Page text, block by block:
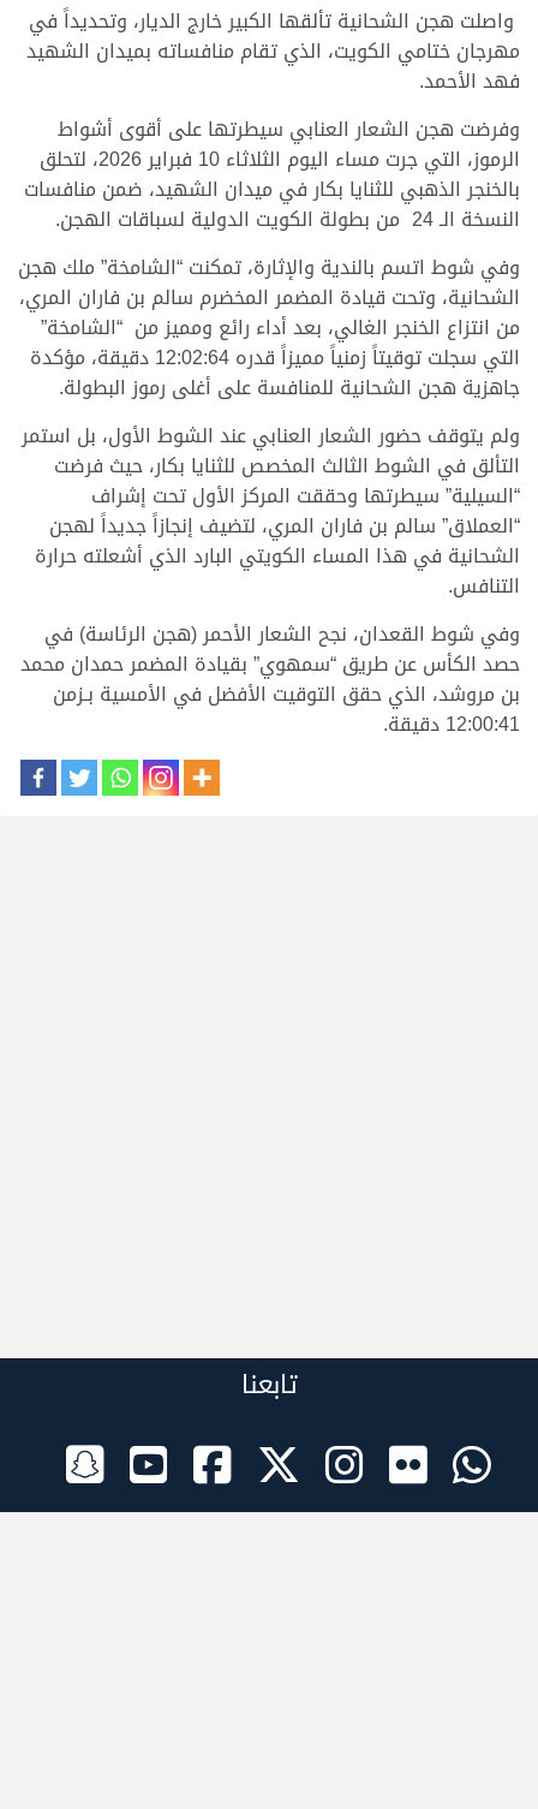
واصلت هجن الشحانية تألقها الكبير خارج الديار، وتحديداً في
مهرجان ختامي الكويت، الذي تقام منافساته بميدان الشهيد
فهد الأحمد.
وفرضت هجن الشعار العنابي سيطرتها على أقوى أشواط
الرموز، التي جرت مساء اليوم الثلاثاء 10 فبراير 2026، لتحلق
بالخنجر الذهبي للثنايا بكار في ميدان الشهيد، ضمن منافسات
النسخة الـ 24 من بطولة الكويت الدولية لسباقات الهجن.
وفي شوط اتسم بالندية والإثارة، تمكنت “الشامخة” ملك هجن
الشحانية، وتحت قيادة المضمر المخضرم سالم بن فاران المري،
من انتزاع الخنجر الغالي، بعد أداء رائع ومميز من “الشامخة”
التي سجلت توقيتاً زمنياً مميزاً قدره 12:02:64 دقيقة، مؤكدة
جاهزية هجن الشحانية للمنافسة على أغلى رموز البطولة.
ولم يتوقف حضور الشعار العنابي عند الشوط الأول، بل استمر
التألق في الشوط الثالث المخصص للثنايا بكار، حيث فرضت
“السيلية” سيطرتها وحققت المركز الأول تحت إشراف
“العملاق” سالم بن فاران المري، لتضيف إنجازاً جديداً لهجن
الشحانية في هذا المساء الكويتي البارد الذي أشعلته حرارة
التنافس.
وفي شوط القعدان، نجح الشعار الأحمر (هجن الرئاسة) في
حصد الكأس عن طريق “سمهوي” بقيادة المضمر حمدان محمد
بن مروشد، الذي حقق التوقيت الأفضل في الأمسية بـزمن
12:00:41 دقيقة.
تابعنا